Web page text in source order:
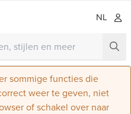
NL
sommige functies die
weer te geven, niet
of schakel over naar